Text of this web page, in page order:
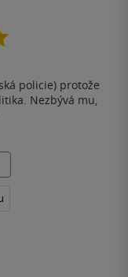
policie) protože
Nezbývá mu,